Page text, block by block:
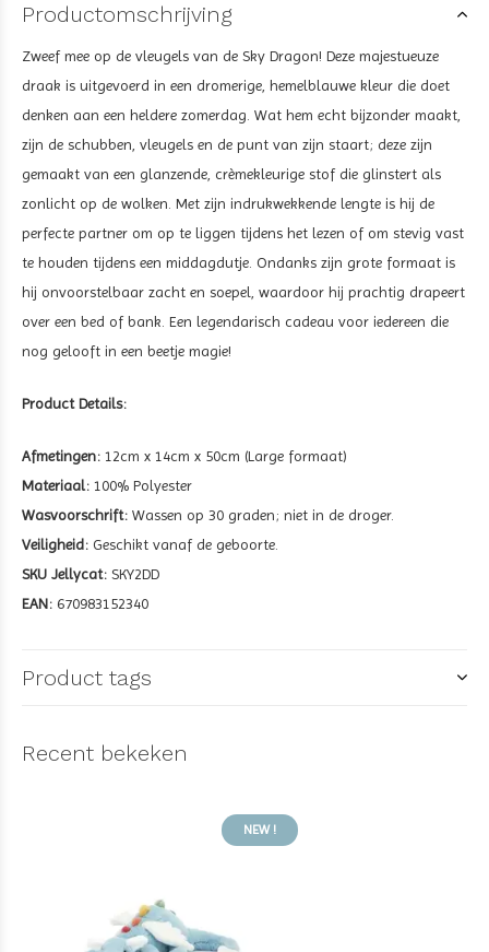
Productomschrijving
Zweef mee op de vleugels van de Sky Dragon! Deze majestueuze
draak is uitgevoerd in een dromerige, hemelblauwe kleur die doet
denken aan een heldere zomerdag. Wat hem echt bijzonder maakt,
zijn de schubben, vleugels en de punt van zijn staart; deze zijn
gemaakt van een glanzende, crèmekleurige stof die glinstert als
zonlicht op de wolken. Met zijn indrukwekkende lengte is hij de
perfecte partner om op te liggen tijdens het lezen of om stevig vast
te houden tijdens een middagdutje. Ondanks zijn grote formaat is
hij onvoorstelbaar zacht en soepel, waardoor hij prachtig drapeert
over een bed of bank. Een legendarisch cadeau voor iedereen die
nog gelooft in een beetje magie!
Product Details:
Afmetingen: 12cm x 14cm x 50cm (Large formaat)
Materiaal: 100% Polyester
Wasvoorschrift: Wassen op 30 graden; niet in de droger.
Veiligheid: Geschikt vanaf de geboorte.
SKU Jellycat: SKY2DD
EAN: 670983152340
Product tags
Recent bekeken
NEW !